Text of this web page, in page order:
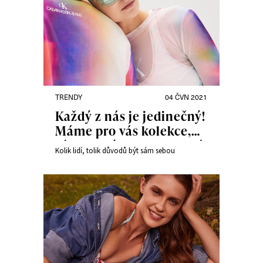
TRENDY 04 ČVN 2021
Každý z nás je jedinečný!
Máme pro vás kolekce,
díky kterým budete hrdí
na to, kým jste.
Kolik lidí, tolik důvodů být sám sebou